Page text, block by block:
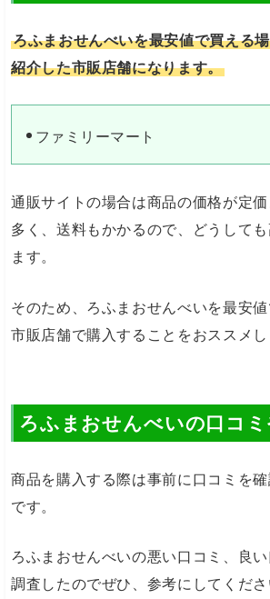
ろふまおせんべいを最安値で買える
紹介した市販店舗になります。
ファミリーマート
通販サイトの場合は商品の価格が定
多く、送料もかかるので、どうして
ます。
そのため、ろふまおせんべいを最安
市販店舗で購入することをおススメし
ろふまおせんべいの口コミ
商品を購入する際は事前に口コミを
です。
ろふまおせんべいの悪い口コミ、良
調査したのでぜひ、参考にしてくださ